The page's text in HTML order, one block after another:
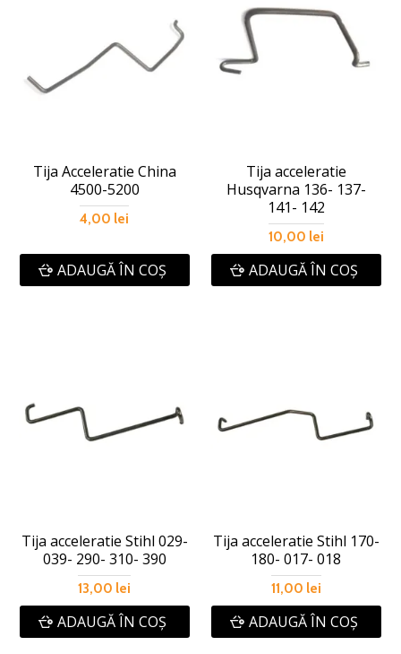
Tija Acceleratie China
4500-5200
4,00 lei
ADAUGĂ ÎN COŞ
Tija acceleratie
Husqvarna 136- 137-
141- 142
10,00 lei
ADAUGĂ ÎN COŞ
Tija acceleratie Stihl 029-
039- 290- 310- 390
13,00 lei
ADAUGĂ ÎN COŞ
Tija acceleratie Stihl 170-
180- 017- 018
11,00 lei
ADAUGĂ ÎN COŞ